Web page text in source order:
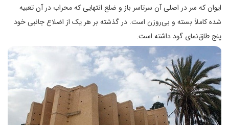
ایوان که سر در اصلى آن سرتاسر باز و ضلع انتهایى که محراب در آن تعبیه
شده کاملاً بسته و بى‌‌‌‌روزن است. در گذشته بر هر یک از اضلاع جانبى خود
پنج طاق‌‌‌‌نماى گود داشته است.